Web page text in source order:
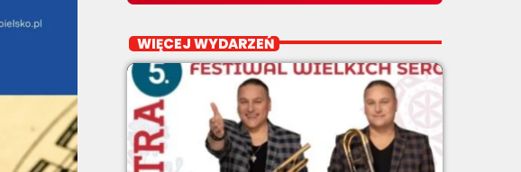
WIĘCEJ WYDARZEŃ